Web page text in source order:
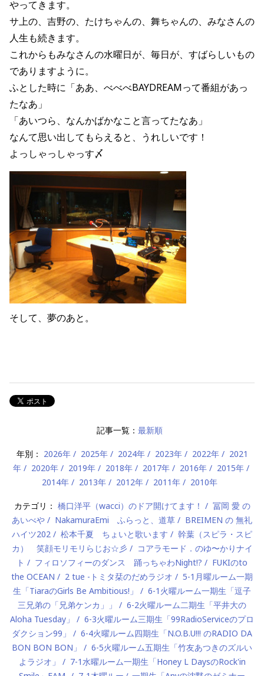
やってきます。
サ上の、吉野の、たけちゃんの、舞ちゃんの、みなさんの
人生も続きます。
これからもみなさんの水曜日が、毎日が、すばらしいもの
でありますように。
ふとした時に「ああ、べべべBAYDREAMって番組があっ
たなあ」
「あいつら、なんかばかなこと言ってたなあ」
なんて思い出してもらえると、うれしいです！
よっしゃっしゃっす〆
そして、夢のあと。
記事一覧： 最新順
年別： 2026年 2025年 2024年 2023年 2022年
2021
年
2020年 2019年 2018年 2017年 2016年
2015年
2014年
2013年 2012年 2011年 2010年
カテゴリ： 橋口洋平（wacci）のドア開けてます！
冨岡 愛 の
あいべや
NakamuraEmi ふらっと、道草
BREIMEN の 無礼
ハイツ202
松本千夏 ちょいと歌います
幹葉（スピラ・スピ
カ） 笑顔モリモリらじお☆彡
コアラモード．のゆ〜かりナイ
ト
フィロソフィーのダンス 踊っちゃわNight!?
FUKIのto
the OCEAN
2 tue -トミタ栞のだめラジオ
5-1月曜ルーム一期
生「TiaraのGirls Be Ambitious!」
6-1火曜ルーム一期生「逗子
三兄弟の「兄弟ケンカ」」
6-2火曜ルーム二期生「平井大の
Aloha Tuesday」
6-3火曜ルーム三期生「99RadioServiceのプロ
ダクション99」
6-4火曜ルーム四期生「N.O.B.U!!! のRADIO DA
BON BON BON」
6-5火曜ルーム五期生「竹友あつきのズルい
よラジオ」
7-1水曜ルーム一期生「Honey L DaysのRock'in